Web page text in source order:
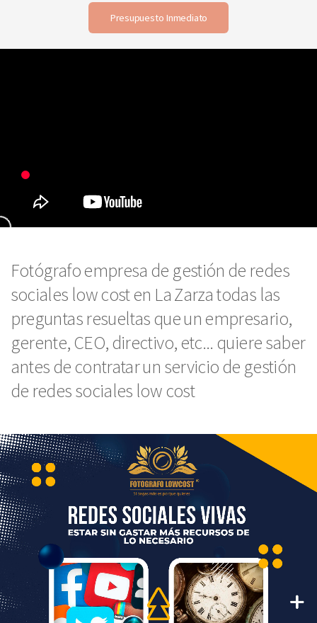
Presupuesto Inmediato
Fotógrafo empresa de gestión de redes
sociales low cost en La Zarza todas las
preguntas resueltas que un empresario,
gerente, CEO, directivo, etc... quiere saber
antes de contratar un servicio de gestión
de redes sociales low cost